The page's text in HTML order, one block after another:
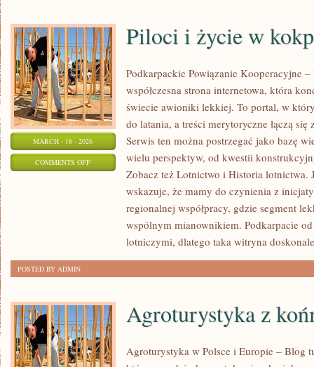
MARCH - 18 - 2026
COMMENTS OFFON
Piloci i życie w
Podkarpackie Powiązanie Kooperacyjne
współczesna strona internetowa, która
świecie awioniki lekkiej. To portal, w
do latania, a treści merytoryczne łączą
Serwis ten można postrzegać jako bazę
wielu perspektyw, od kwestii
Zobacz też Lotnictwo i Historia lotnictwa.
wskazuje, że mamy do czynienia z
regionalnej współpracy, gdzie segment
wspólnym mianownikiem. Podkarpacie
lotniczymi, dlatego taka witryna
POSTED BY ADMIN
Agroturystyka z
Agroturystyka w Polsce i Europie – Blog